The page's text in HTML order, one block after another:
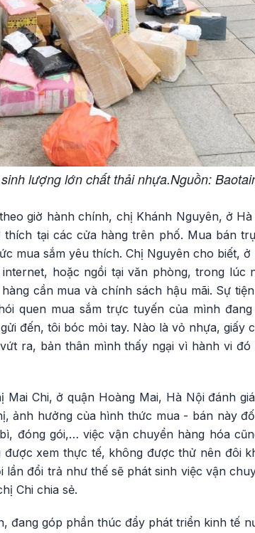
lượng lớn chất thải nhựa. ​​​​Nguồn:
giờ hành chính, chị Khánh Nguyên, ở
tại các cửa hàng trên phố. Mua bán
mua sắm yêu thích. Chị Nguyên cho biết,
hoặc ngồi tại văn phòng, trong lúc
cần mua và chính sách hậu mãi. Sự
quen mua sắm trực tuyến của mình
đến, tôi bóc mỏi tay. Nào là vỏ nhựa, giấy
ra, bản thân mình thấy ngại vì hành vi đó
Mai Chi, ở quận Hoàng Mai, Hà Nội đánh
ảnh hưởng của hình thức mua - bán này
đóng gói,… việc vận chuyển hàng hóa
được xem thực tế, không được thử nên đôi
đổi trả như thế sẽ phát sinh việc vận
Chi chia sẻ.
đang góp phần thúc đẩy phát triển kinh tế